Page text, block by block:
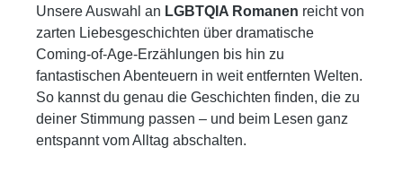
heavyfun)) »Schlussendlich
kann ich sagen, dass das
Buch viele überzeugen und
berühren wird. Kasimir und
Leo haben das große
Potential dazu!«
((Leserstimme von
Unsere Auswahl an LGBTQIA Romanen reicht von
zarten Liebesgeschichten über dramatische
Coming-of-Age-Erzählungen bis hin zu
fantastischen Abenteuern in weit entfernten Welten.
So kannst du genau die Geschichten finden, die zu
deiner Stimmung passen – und beim Lesen ganz
entspannt vom Alltag abschalten.